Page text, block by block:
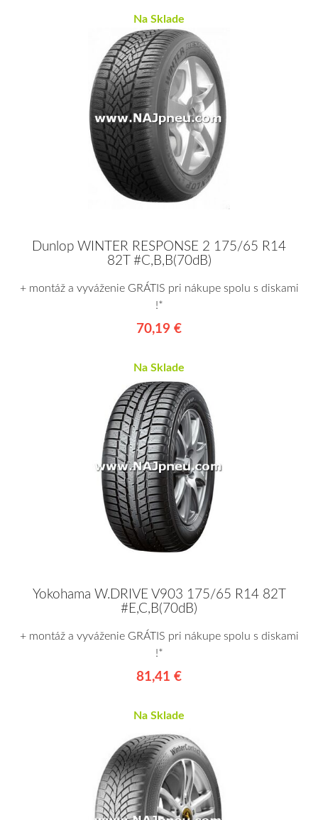
Na Sklade
Dunlop WINTER RESPONSE 2 175/65 R14
82T #C,B,B(70dB)
+ montáž a vyváženie GRÁTIS pri nákupe spolu s diskami
!*
70,19 €
Na Sklade
Yokohama W.DRIVE V903 175/65 R14 82T
#E,C,B(70dB)
+ montáž a vyváženie GRÁTIS pri nákupe spolu s diskami
!*
81,41 €
Na Sklade